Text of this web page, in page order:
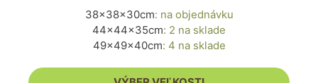
38x38x30cm: na objednávku
44x44x35cm: 2 na sklade
49x49x40cm: 4 na sklade
vybrať